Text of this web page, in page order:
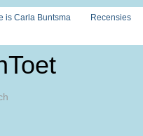
is Carla Buntsma Recensies